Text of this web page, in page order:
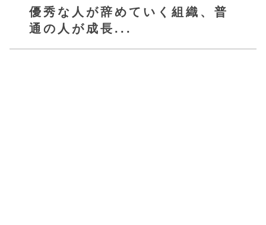
優秀な人が辞めていく組織、普
通の人が成長...